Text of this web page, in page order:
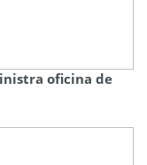
oficina de